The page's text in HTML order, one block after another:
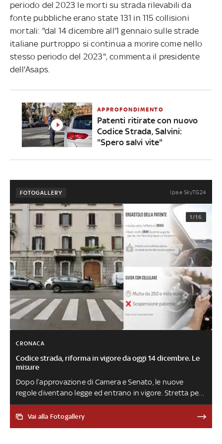
periodo del 2023 le morti su strada rilevabili da
fonte pubbliche erano state 131 in 115 collisioni
mortali: "dal 14 dicembre all'1 gennaio sulle strade
italiane purtroppo si continua a morire come nello
stesso periodo del 2023", commenta il presidente
dell'Asaps.
APPROFONDIMENTO
Patenti ritirate con nuovo
Codice Strada, Salvini:
"Spero salvi vite"
FOTOGALLERY Ipa e SkyTG24
1/16
CRONACA
Codice strada, riforma in vigore da oggi 14 dicembre. Le
misure
Dopo l’approvazione di Camera e Senato, le nuove
regole diventano legge ed entrano in vigore. Stretta per
chi guida con il cellulare, ubriaco, drogato e per chi
abbandona gli animali in strada. Per i monopattini
Vai alla Fotogallery